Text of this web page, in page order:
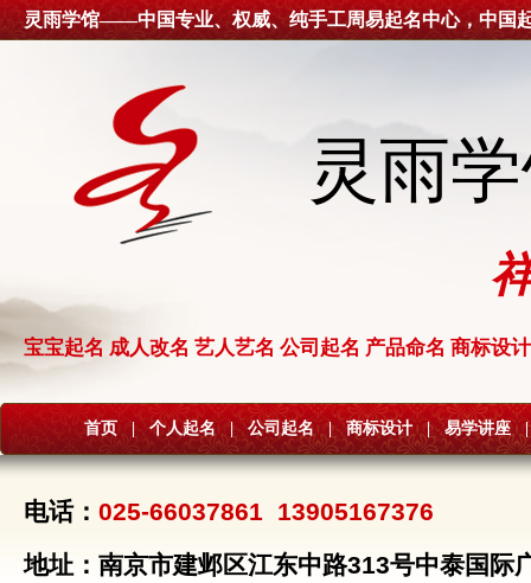
灵雨学馆——中国专业、权威、纯手工周易起名中心，中国
灵雨
宝宝起名 成人改名 艺人艺名 公司起名 产品命名 商标设计
首页 | 个人起名 | 公司起名 | 商标设计 | 易学讲座 |
电话： 025-66037861 13905167376
地址：南京市建邺区江东中路313号中泰国际